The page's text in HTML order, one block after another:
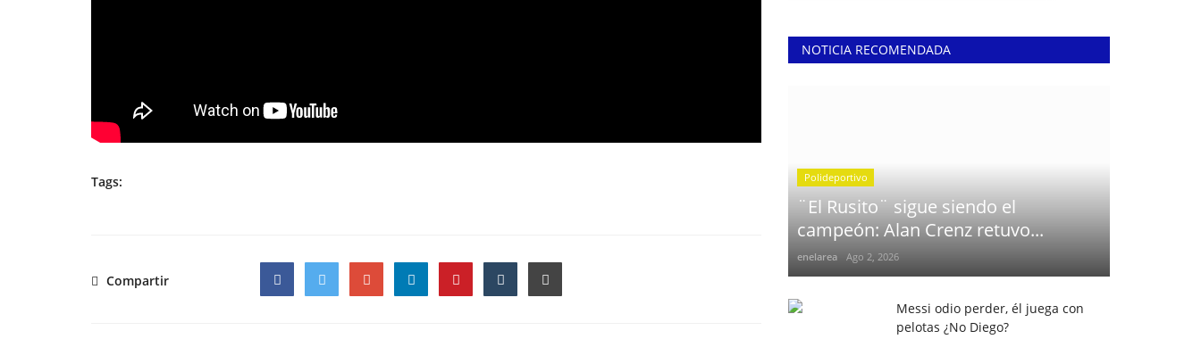
Tags:
Compartir
NOTICIA RECOMENDADA
Polideportivo
¨El Rusito¨ sigue siendo el
campeón: Alan Crenz retuvo...
enelarea Ago 2, 2026
Messi odio perder, él juega con
pelotas ¿No Diego?